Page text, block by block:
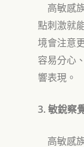
高敏感
點刺激就
境會注意
容易分心、
響表現。
3. 敏銳察
高敏感